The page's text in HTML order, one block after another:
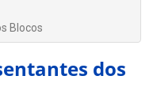
Blocos
dos